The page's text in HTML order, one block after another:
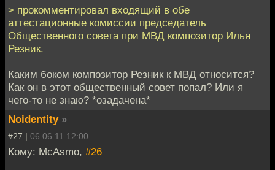
> прокомментировал входящий в обе
аттестационные комиссии председатель
Общественного совета при МВД композитор Илья
Резник.
Каким боком композитор Резник к МВД относится?
Как он в этот общественный совет попал? Или я
чего-то не знаю? *озадачена*
Noidentity »
#27 | 06.06.11 12:00
Кому: McAsmo, #26